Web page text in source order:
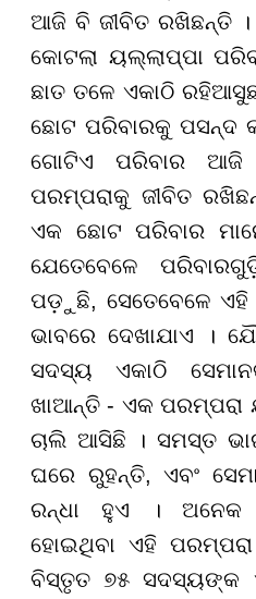
ଆଜି ବି ଜୀବିତ ରଖିଛନ୍ତି ।
କୋଟଲା ୟଲ୍ଲାପ୍ପା
ଛାତ ତଳେ ଏକାଠି
ଛୋଟ ପରିବାରକୁ ପସନ୍ଦ
ଗୋଟିଏ ପରିବାର
ପରମ୍ପରାକୁ ଜୀବିତ
ଏକ ଛୋଟ ପରିବାର
ଯେତେବେଳେ
ପଡ଼ୁଛି, ସେତେବେଳେ
ଭାବରେ ଦେଖାଯାଏ
।
ସଦସ୍ୟ ଏକାଠି
ଖାଆନ୍ତି - ଏକ ପରମ୍ପରା
ଚାଲି ଆସିଛି । ସମସ୍ତ
ଘରେ ରୁହନ୍ତି, ଏବଂ
ରନ୍ଧା ହୁଏ ।
ହୋଇଥିବା ଏହି
ବିସ୍ତୃତ ୭୫ସଦସ୍ୟଙ୍କ